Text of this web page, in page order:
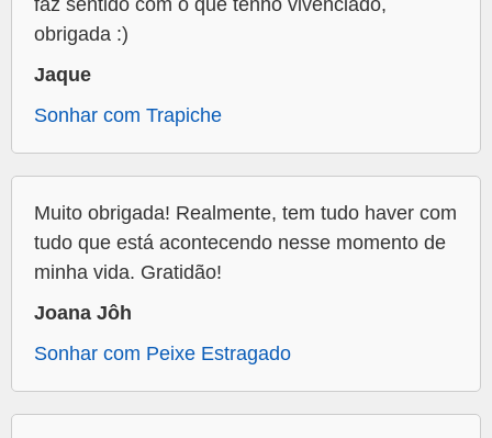
obrigada :)
Jaque
Sonhar com Trapiche
Muito obrigada! Realmente, tem tudo haver com
tudo que está acontecendo nesse momento de
minha vida. Gratidão!
Joana Jôh
Sonhar com Peixe Estragado